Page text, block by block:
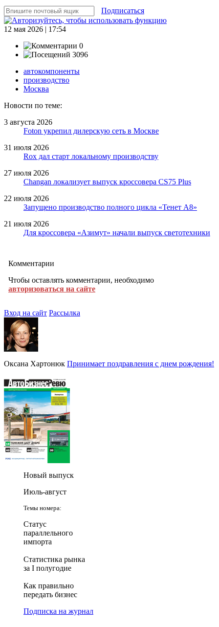
Подписаться
12 мая 2026 | 17:54
0
3096
автокомпоненты
производство
Москва
Новости по теме:
3 августа 2026
Foton укрепил дилерскую сеть в Москве
31 июля 2026
Rox дал старт локальному производству
27 июля 2026
Changan локализует выпуск кроссовера CS75 Plus
22 июля 2026
Запущено производство полного цикла «Тенет A8»
21 июля 2026
Для кроссовера «Азимут» начали выпуск светотехники
Комментарии
Чтобы оставлять комментарии, необходимо
авторизоваться на сайте
Вход на сайт Рассылка
Оксана Хартонюк Принимает поздравления с днем рождения!
Новый выпуск
Июль-август
Темы номера:
Статус
параллельного
импорта
Статистика рынка
за I полугодие
Как правильно
передать бизнес
Подписка на журнал